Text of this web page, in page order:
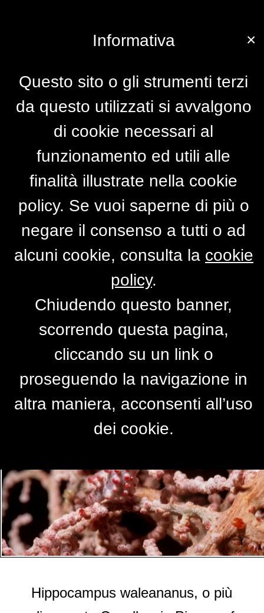
Mimetismo straordinario !!!!
dilele.r
Hippocampus waleananus, o più
×
Informativa
Questo sito o gli strumenti terzi
da questo utilizzati si avvalgono
di cookie necessari al
funzionamento ed utili alle
finalità illustrate nella cookie
policy. Se vuoi saperne di più o
negare il consenso a tutti o ad
alcuni cookie, consulta la cookie
policy.
Chiudendo questo banner,
scorrendo questa pagina,
cliccando su un link o
proseguendo la navigazione in
altra maniera, acconsenti all’uso
dei cookie.